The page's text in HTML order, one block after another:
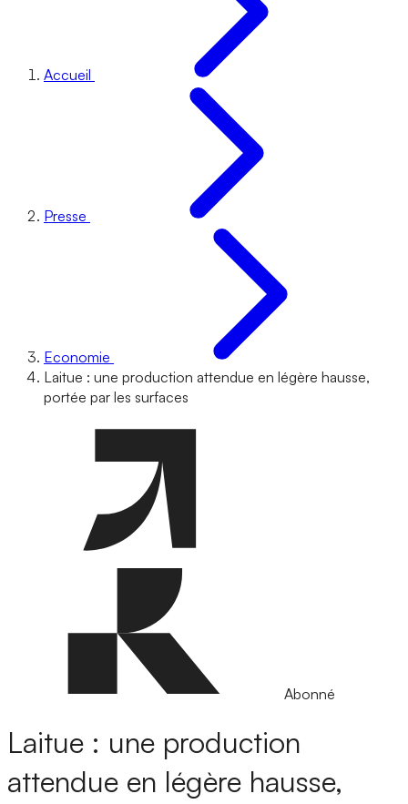
Accueil
Presse
Economie
Laitue : une production attendue en légère hausse,
portée par les surfaces
Abonné
Laitue : une production
attendue en légère hausse,